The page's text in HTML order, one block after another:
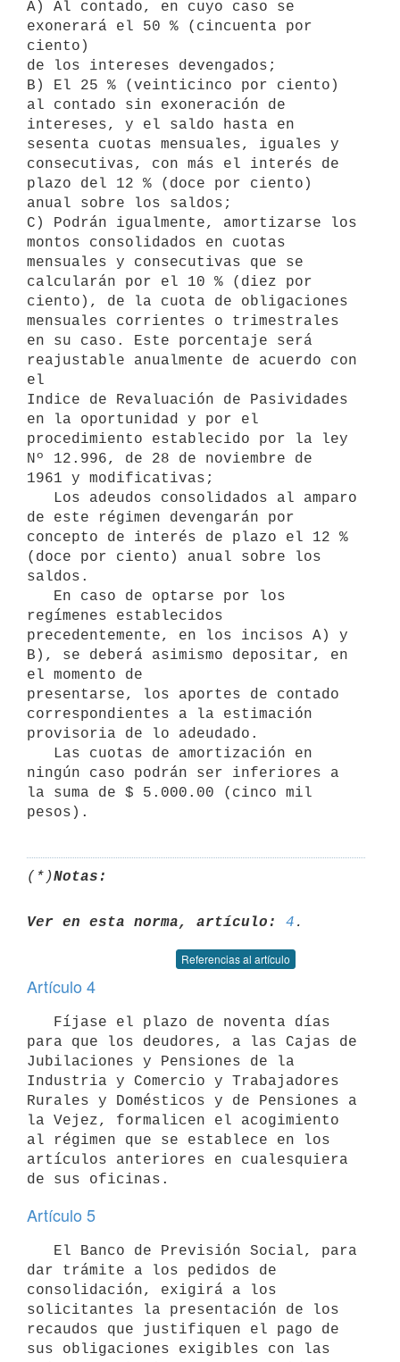
A) Al contado, en cuyo caso se
exonerará el 50 % (cincuenta por
ciento)
de los intereses devengados;
B) El 25 % (veinticinco por ciento)
al contado sin exoneración de
intereses, y el saldo hasta en
sesenta cuotas mensuales, iguales y
consecutivas, con más el interés de
plazo del 12 % (doce por ciento)
anual sobre los saldos;
C) Podrán igualmente, amortizarse los
montos consolidados en cuotas
mensuales y consecutivas que se
calcularán por el 10 % (diez por
ciento), de la cuota de obligaciones
mensuales corrientes o trimestrales
en su caso. Este porcentaje será
reajustable anualmente de acuerdo con
el
Indice de Revaluación de Pasividades
en la oportunidad y por el
procedimiento establecido por la ley
Nº 12.996, de 28 de noviembre de
1961 y modificativas;
de este régimen devengarán por
concepto de interés de plazo el 12 %
(doce por ciento) anual sobre los
saldos.
regímenes establecidos
precedentemente, en los incisos A) y
B), se deberá asimismo depositar, en
el momento de
presentarse, los aportes de contado
correspondientes a la estimación
provisoria de lo adeudado.
ningún caso podrán ser inferiores a
la suma de $ 5.000.00 (cinco mil
(*)Notas:
Ver en esta norma, artículo: 4
Referencias al artículo
Artículo 4
para que los deudores, a las Cajas de
Jubilaciones y Pensiones de la
Industria y Comercio y Trabajadores
Rurales y Domésticos y de Pensiones a
la Vejez, formalicen el acogimiento
al régimen que se establece en los
artículos anteriores en cualesquiera
Artículo 5
dar trámite a los pedidos de
consolidación, exigirá a los
solicitantes la presentación de los
recaudos que justifiquen el pago de
sus obligaciones exigibles con las